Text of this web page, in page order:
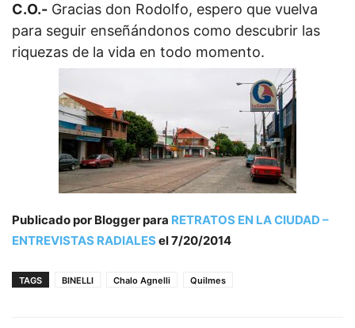
C.O.- Gracias don Rodolfo, espero que vuelva
para seguir enseñándonos como descubrir las
riquezas de la vida en todo momento.
Publicado por Blogger para RETRATOS EN LA CIUDAD –
ENTREVISTAS RADIALES el 7/20/2014
TAGS BINELLI Chalo Agnelli Quilmes